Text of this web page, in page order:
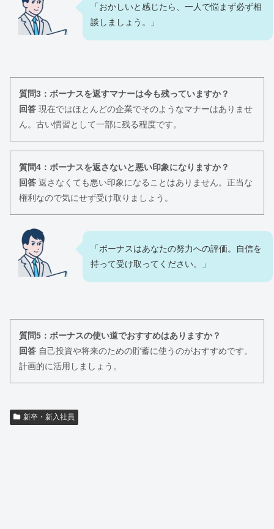
「おかしいと感じたら、一人で悩まず必ず相
談しましょう。」
質問3：ボーナスを返すマナーは今も残っていますか？
回答 現在ではほとんどの企業でそのようなマナーはありませ
ん。古い慣習として一部に残る程度です。
質問4：ボーナスを返さないと悪い印象になりますか？
回答 返さなくても悪い印象になることはありません。正当な
権利なので気にせず受け取りましょう。
「ボーナスはあなたの努力への評価。自信を
持って受け取ってください。」
質問5：ボーナスの使い道でおすすめはありますか？
回答 自己投資や将来のための貯蓄に使うのがおすすめです。
計画的に活用しましょう。
新卒・新入社員